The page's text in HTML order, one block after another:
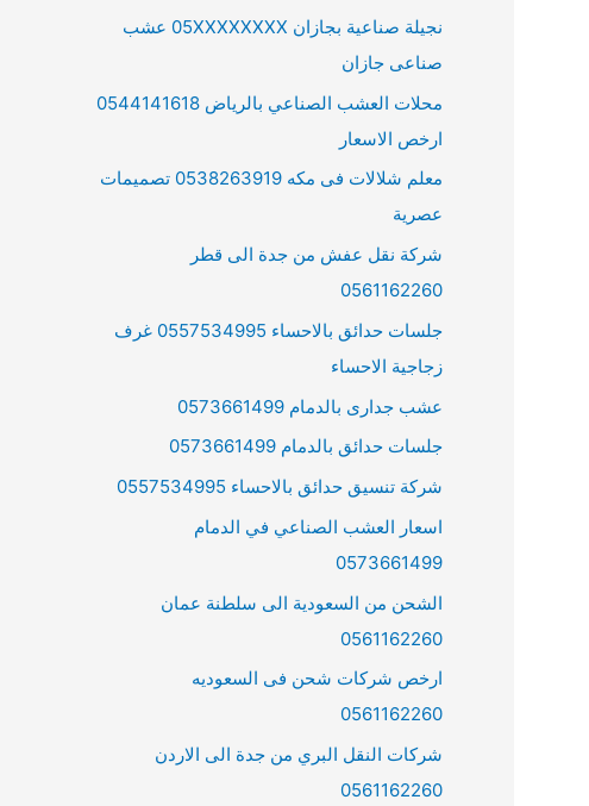
نجيلة صناعية بجازان 05XXXXXXXX عشب
صناعى جازان
محلات العشب الصناعي بالرياض 0544141618
ارخص الاسعار
معلم شلالات فى مكه 0538263919 تصميمات
عصرية
شركة نقل عفش من جدة الى قطر
0561162260
جلسات حدائق بالاحساء 0557534995 غرف
زجاجية الاحساء
عشب جدارى بالدمام 0573661499
جلسات حدائق بالدمام 0573661499
شركة تنسيق حدائق بالاحساء 0557534995
اسعار العشب الصناعي في الدمام
0573661499
الشحن من السعودية الى سلطنة عمان
0561162260
ارخص شركات شحن فى السعوديه
0561162260
شركات النقل البري من جدة الى الاردن
0561162260